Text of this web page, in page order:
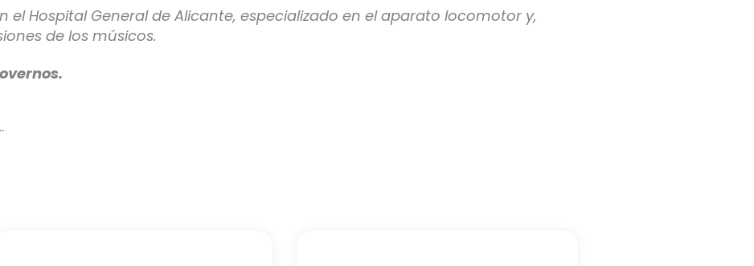
el Hospital General de Alicante, especializado en el aparato locomotor y,
de los músicos.